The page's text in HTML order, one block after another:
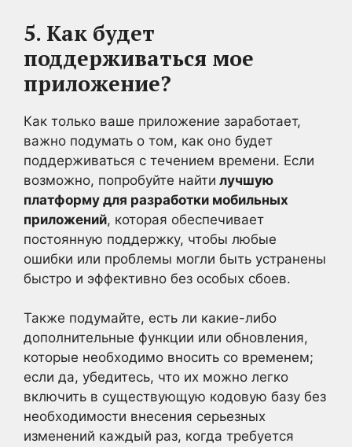
5. Как будет
поддерживаться мое
приложение?
Как только ваше приложение заработает,
важно подумать о том, как оно будет
поддерживаться с течением времени. Если
возможно, попробуйте найти лучшую
платформу для разработки мобильных
приложений, которая обеспечивает
постоянную поддержку, чтобы любые
ошибки или проблемы могли быть устранены
быстро и эффективно без особых сбоев.
Также подумайте, есть ли какие-либо
дополнительные функции или обновления,
которые необходимо вносить со временем;
если да, убедитесь, что их можно легко
включить в существующую кодовую базу без
необходимости внесения серьезных
изменений каждый раз, когда требуется